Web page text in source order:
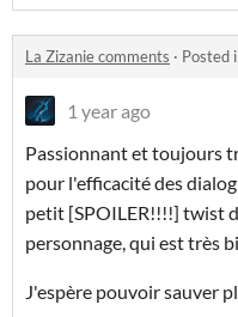
La Zizanie comments · Posted
1 year ago
Passionnant et toujours
pour l'efficacité des
petit [SPOILER!!!!] twist
personnage, qui est très
J'espère pouvoir sauver